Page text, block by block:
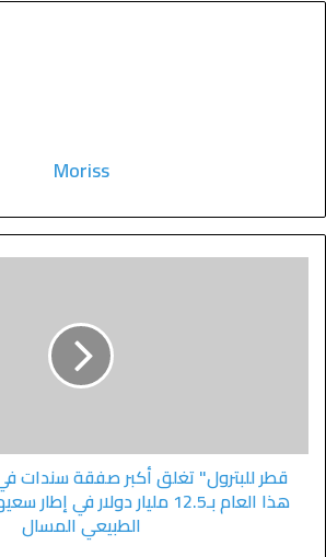
Moriss
قطر للبترول" تغلق أكبر صفقة سندات
هذا العام بـ12.5 مليار دولار في
الطبيعي المسال